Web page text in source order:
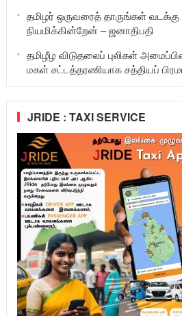
தமிழர் ஒருவரைத் தாருங்கள்
நியமிக்கின்றேன் – ஜனாதிபதி
தமிழீழ விடுதலைப் புலிகள்
மகள் சட்டத்தரணியாக சத்தியப்
JRIDE : TAXI SERVICE